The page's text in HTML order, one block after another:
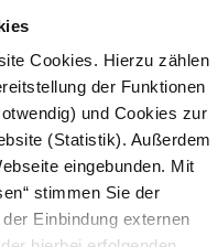
Cookies. Hierzu zählen
der Funktionen
und Cookies zur
(Statistik). Außerdem
eingebunden. Mit
stimmen Sie der
Einbindung externen
(5)